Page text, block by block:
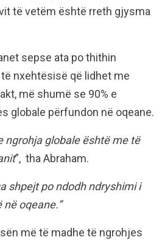
të vetëm është rreth gjysma
sepse ata po thithin
nxehtësisë që lidhet me
më shumë se 90% e
globale përfundon në oqeane.
ngrohja globale është me të
”, tha Abraham.
shpejt po ndodh ndryshimi i
oqeane.”
më të madhe të ngrohjes